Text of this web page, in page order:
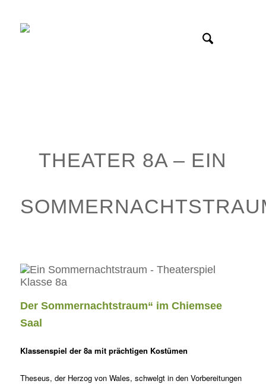
THEATER 8A – EIN
Der Sommernachtstraum“ im Chiemsee
Saal
Klassenspiel der 8a mit prächtigen Kostümen
Theseus, der Herzog von Wales, schwelgt in den Vorbereitungen